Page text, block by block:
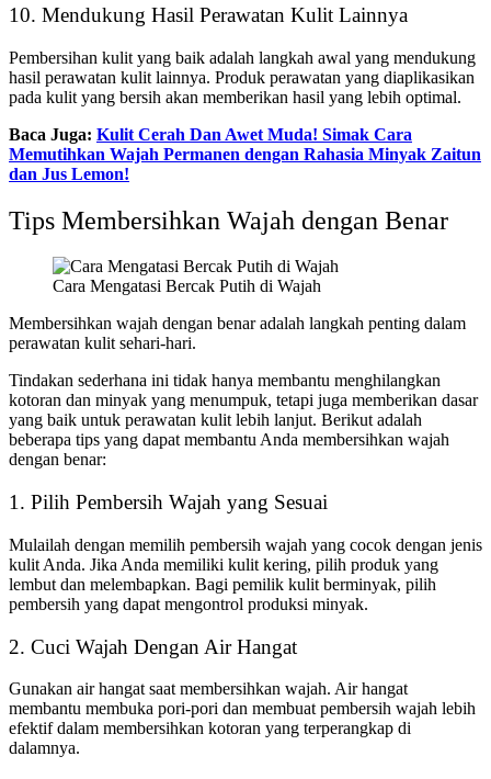
10. Mendukung Hasil Perawatan Kulit Lainnya
Pembersihan kulit yang baik adalah langkah awal yang mendukung
hasil perawatan kulit lainnya. Produk perawatan yang diaplikasikan
pada kulit yang bersih akan memberikan hasil yang lebih optimal.
Baca Juga: Kulit Cerah Dan Awet Muda! Simak Cara
Memutihkan Wajah Permanen dengan Rahasia Minyak Zaitun
dan Jus Lemon!
Tips Membersihkan Wajah dengan Benar
Cara Mengatasi Bercak Putih di Wajah
Membersihkan wajah dengan benar adalah langkah penting dalam
perawatan kulit sehari-hari.
Tindakan sederhana ini tidak hanya membantu menghilangkan
kotoran dan minyak yang menumpuk, tetapi juga memberikan dasar
yang baik untuk perawatan kulit lebih lanjut. Berikut adalah
beberapa tips yang dapat membantu Anda membersihkan wajah
dengan benar:
1. Pilih Pembersih Wajah yang Sesuai
Mulailah dengan memilih pembersih wajah yang cocok dengan jenis
kulit Anda. Jika Anda memiliki kulit kering, pilih produk yang
lembut dan melembapkan. Bagi pemilik kulit berminyak, pilih
pembersih yang dapat mengontrol produksi minyak.
2. Cuci Wajah Dengan Air Hangat
Gunakan air hangat saat membersihkan wajah. Air hangat
membantu membuka pori-pori dan membuat pembersih wajah lebih
efektif dalam membersihkan kotoran yang terperangkap di
dalamnya.